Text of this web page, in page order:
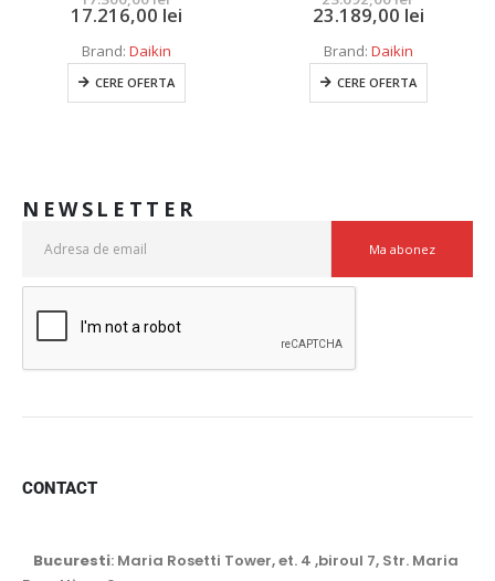
23.189,00 lei
Brand: Daikin
CERE OFERTA
13.091,00lei
Brand: Mitsubishi Electric
NEWSLETTER